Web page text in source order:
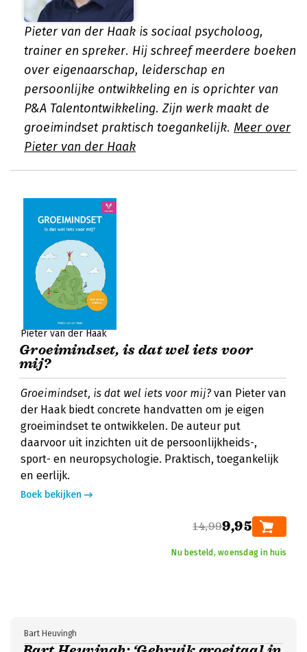
Pieter van der Haak is sociaal psycholoog,
trainer en spreker. Hij schreef meerdere boeken
over eigenaarschap, leiderschap en
persoonlijke ontwikkeling en is oprichter van
P&A Talentontwikkeling. Zijn werk maakt de
groeimindset praktisch toegankelijk. Meer over
Pieter van der Haak
Pieter van der Haak
Groeimindset, is dat wel iets voor
mij?
Groeimindset, is dat wel iets voor mij? van Pieter van
der Haak biedt concrete handvatten om je eigen
groeimindset te ontwikkelen. De auteur put
daarvoor uit inzichten uit de persoonlijkheids-,
sport- en neuropsychologie. Praktisch, toegankelijk
en eerlijk.
Boek bekijken
14,999,95
Nu besteld, woensdag in huis
Bart Heuvingh